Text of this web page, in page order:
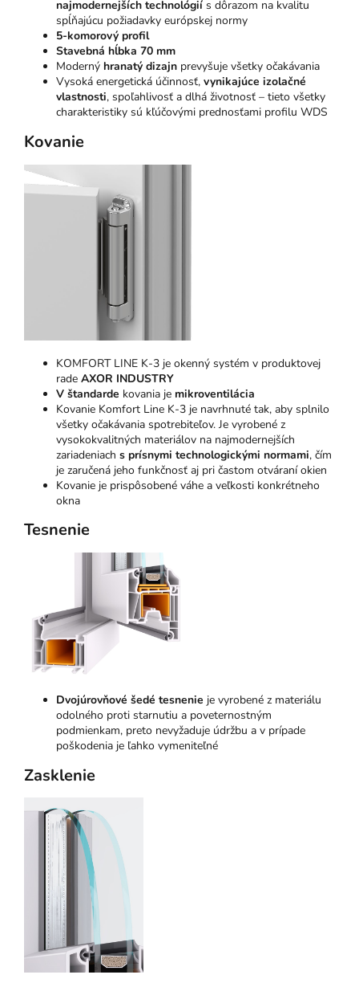
najmodernejších technológií s dôrazom na kvalitu
spĺňajúcu požiadavky európskej normy
5-komorový profil
Stavebná hĺbka 70 mm
Moderný hranatý dizajn prevyšuje všetky očakávania
Vysoká energetická účinnosť, vynikajúce izolačné
vlastnosti, spoľahlivosť a dlhá životnosť – tieto všetky
charakteristiky sú kľúčovými prednosťami profilu WDS
Kovanie
KOMFORT LINE K-3 je okenný systém v produktovej
rade AXOR INDUSTRY
V štandarde kovania je mikroventilácia
Kovanie Komfort Line K-3 je navrhnuté tak, aby splnilo
všetky očakávania spotrebiteľov. Je vyrobené z
vysokokvalitných materiálov na najmodernejších
zariadeniach s prísnymi technologickými normami, čím
je zaručená jeho funkčnosť aj pri častom otváraní okien
Kovanie je prispôsobené váhe a veľkosti konkrétneho
okna
Tesnenie
Dvojúrovňové šedé tesnenie je vyrobené z materiálu
odolného proti starnutiu a poveternostným
podmienkam, preto nevyžaduje údržbu a v prípade
poškodenia je ľahko vymeniteľné
Zasklenie